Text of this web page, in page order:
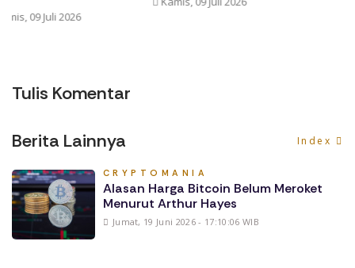
Tulis Komentar
Berita Lainnya Index
CRYPTOMANIA
Alasan Harga Bitcoin Belum Meroket
Menurut Arthur Hayes
Jumat, 19 Juni 2026 - 17:10:06 WIB